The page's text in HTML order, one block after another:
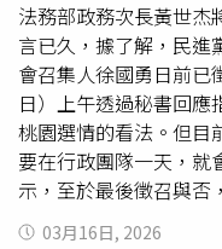
法務部政務次長黃世杰
言已久，據了解，民進
會召集人徐國勇日前已
日）上午透過秘書回
桃園選情的看法。但目
要在行政團隊一天，就
示，至於最後徵召與否
鄉貢獻己力當然責無
03月16日, 2026